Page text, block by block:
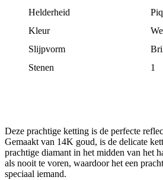
Helderheid
Kleur
Slijpvorm
Stenen
1
Deze prachtige ketting is de perfecte
Gemaakt van 14K goud, is de delicate
prachtige diamant in het midden van het
als nooit te voren, waardoor het een
speciaal iemand.